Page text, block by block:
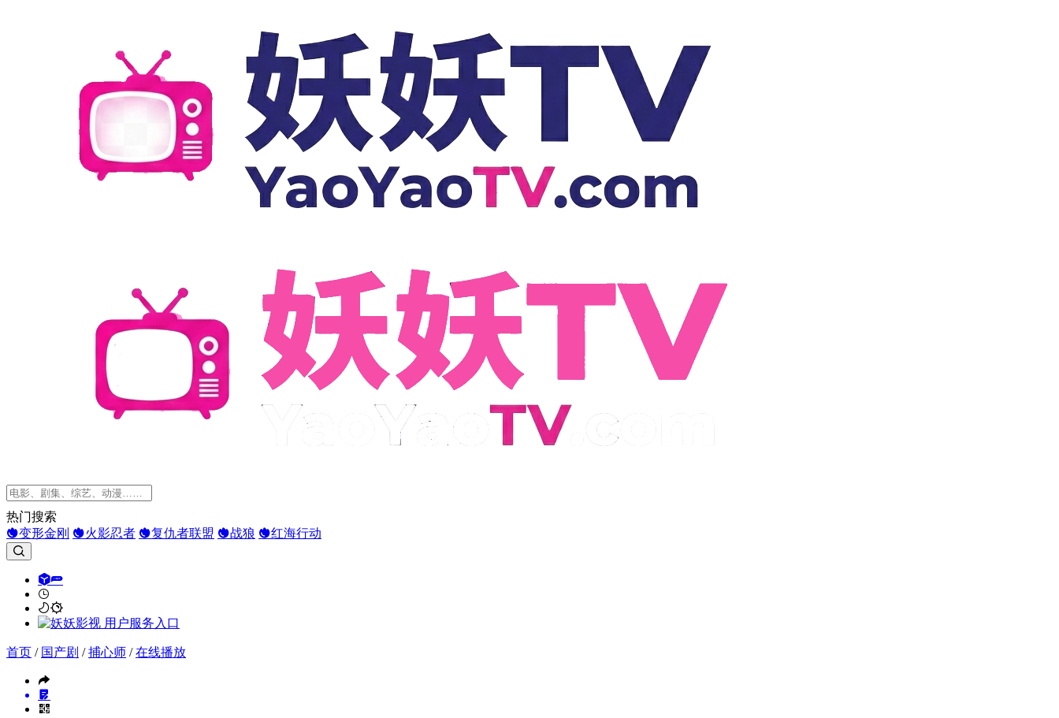
热门搜索
变形金刚
火影忍者 复仇者联盟 战狼 红海行动
首页 / 国产剧 /捕心师 /在线播放